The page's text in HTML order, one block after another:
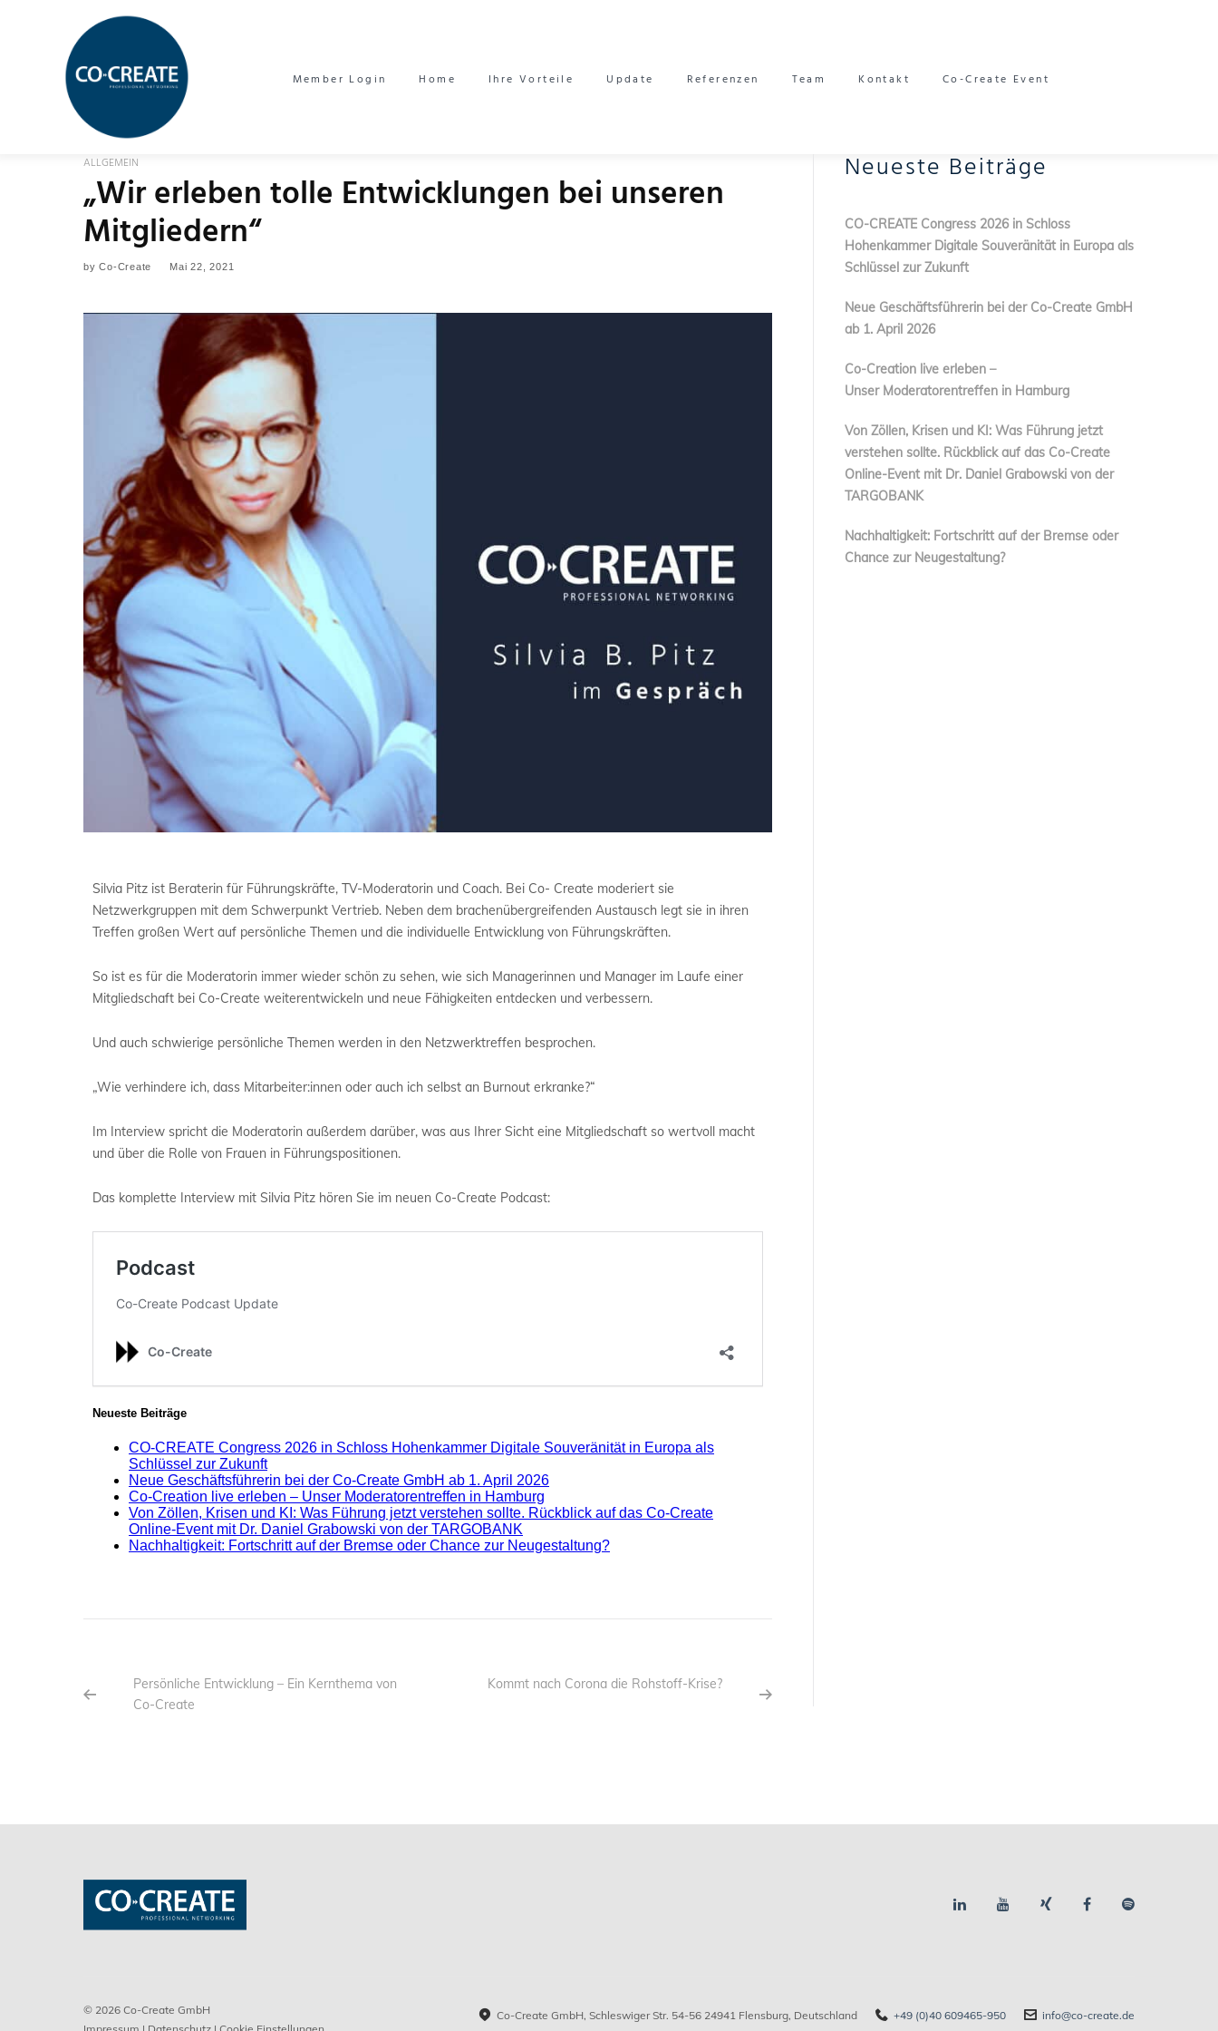
Member Login Home Ihre Vorteile Update Referenzen Team Kontakt Co-Create Event
ALLGEMEIN
„Wir erleben tolle Entwicklungen bei unseren
Mitgliedern“
byCo-Create Mai 22, 2021
Silvia Pitz ist Beraterin für Führungskräfte, TV-Moderatorin und Coach. Bei Co- Create moderiert sie
Netzwerkgruppen mit dem Schwerpunkt Vertrieb. Neben dem brachenübergreifenden Austausch legt sie in ihren
Treffen großen Wert auf persönliche Themen und die individuelle Entwicklung von Führungskräften.
So ist es für die Moderatorin immer wieder schön zu sehen, wie sich Managerinnen und Manager im Laufe einer
Mitgliedschaft bei Co-Create weiterentwickeln und neue Fähigkeiten entdecken und verbessern.
Und auch schwierige persönliche Themen werden in den Netzwerktreffen besprochen.
„Wie verhindere ich, dass Mitarbeiter:innen oder auch ich selbst an Burnout erkranke?“
Im Interview spricht die Moderatorin außerdem darüber, was aus Ihrer Sicht eine Mitgliedschaft so wertvoll macht
und über die Rolle von Frauen in Führungspositionen.
Das komplette Interview mit Silvia Pitz hören Sie im neuen Co-Create Podcast:
Persönliche Entwicklung – Ein Kernthema von
Co-Create
Kommt nach Corona die Rohstoff-Krise?
Neueste Beiträge
CO-CREATE Congress 2026 in Schloss
Hohenkammer Digitale Souveränität in Europa als
Schlüssel zur Zukunft
Neue Geschäftsführerin bei der Co-Create GmbH
ab 1. April 2026
Co-Creation live erleben –
Unser Moderatorentreffen in Hamburg
Von Zöllen, Krisen und KI: Was Führung jetzt
verstehen sollte. Rückblick auf das Co-Create
Online-Event mit Dr. Daniel Grabowski von der
TARGOBANK
Nachhaltigkeit: Fortschritt auf der Bremse oder
Chance zur Neugestaltung?
© 2026 Co-Create GmbH
Co-Create GmbH, Schleswiger Str. 54-56 24941 Flensburg, Deutschland +49 (0)40 609465-950 info@co-create.de